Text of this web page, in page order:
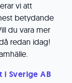
vi att
betydande
du vara mer
redan idag!
i Sverige AB